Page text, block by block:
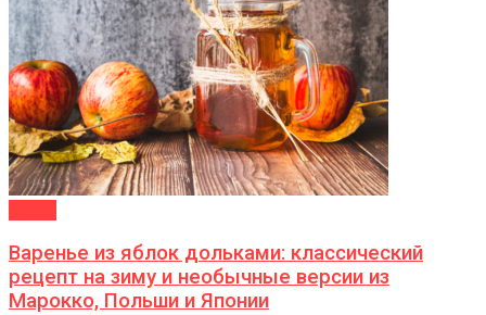
Варенье из яблок дольками: классический
рецепт на зиму и необычные версии из
Марокко, Польши и Японии